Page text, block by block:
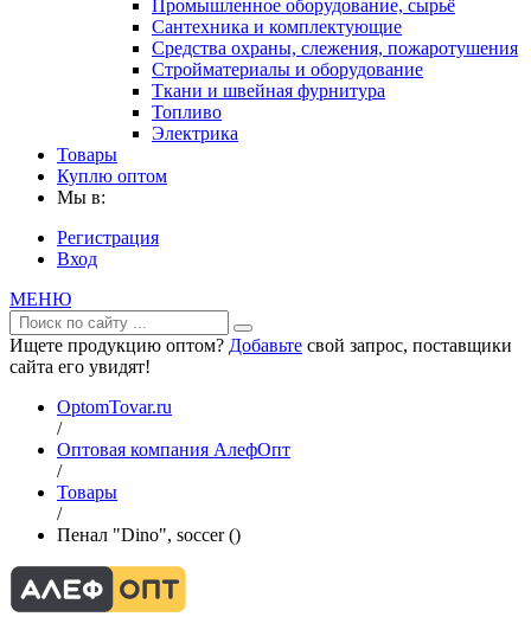
Промышленное оборудование, сырьё
Сантехника и комплектующие
Средства охраны, слежения, пожаротушения
Стройматериалы и оборудование
Ткани и швейная фурнитура
Топливо
Электрика
Товары
Куплю оптом
Мы в:
Регистрация
Вход
МЕНЮ
Ищете продукцию оптом? Добавьте свой запрос, поставщики
сайта его увидят!
OptomTovar.ru
/
Оптовая компания АлефОпт
/
Товары
/
Пенал "Dino", soccer ()